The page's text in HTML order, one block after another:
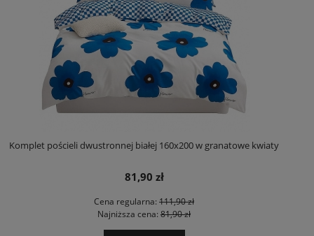
Komplet pościeli dwustronnej białej 160x200 w granatowe kwiaty
81,90 zł
Cena regularna: 111,90 zł
Najniższa cena: 81,90 zł